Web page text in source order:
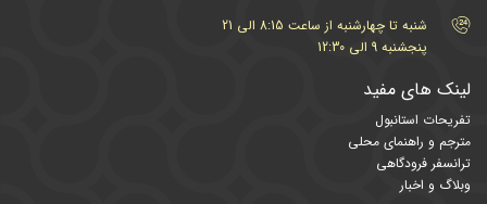
شنبه تا چهارشنبه از ساعت 8:15 الی 21
پنجشنبه 9 الی 12:30
لینک های مفید
تفریحات استانبول
مترجم و راهنمای محلی
ترانسفر فرودگاهی
وبلاگ و اخبار